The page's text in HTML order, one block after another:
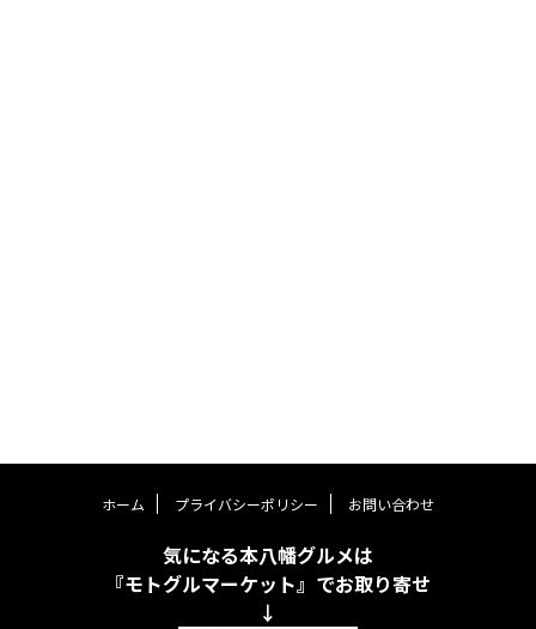
ホーム プライバシーポリシー お問い合わせ
気になる本八幡グルメは
『モトグルマーケット』でお取り寄せ
↓